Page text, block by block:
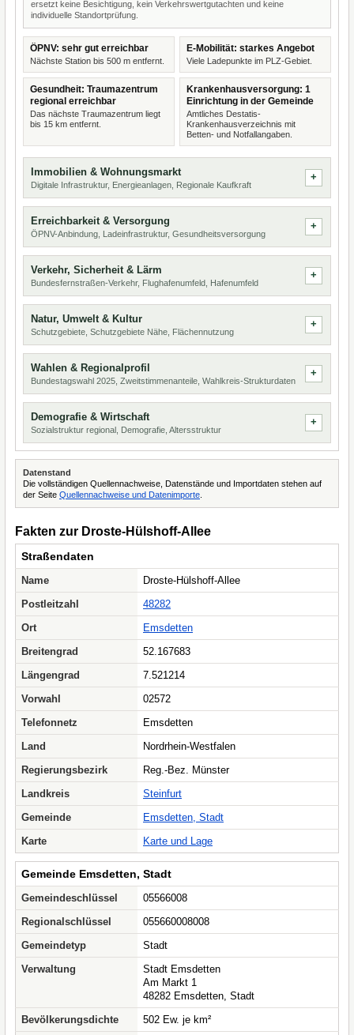
ersetzt keine Besichtigung, kein Verkehrswertgutachten und keine
individuelle Standortprüfung.
ÖPNV: sehr gut erreichbar
Nächste Station bis 500 m entfernt.
E-Mobilität: starkes Angebot
Viele Ladepunkte im PLZ-Gebiet.
Gesundheit: Traumazentrum
regional erreichbar
Das nächste Traumazentrum liegt
bis 15 km entfernt.
Krankenhausversorgung: 1
Einrichtung in der Gemeinde
Amtliches Destatis-
Krankenhausverzeichnis mit
Betten- und Notfallangaben.
Immobilien & Wohnungsmarkt
Digitale Infrastruktur, Energieanlagen, Regionale Kaufkraft
Erreichbarkeit & Versorgung
ÖPNV-Anbindung, Ladeinfrastruktur, Gesundheitsversorgung
Verkehr, Sicherheit & Lärm
Bundesfernstraßen-Verkehr, Flughafenumfeld, Hafenumfeld
Natur, Umwelt & Kultur
Schutzgebiete, Schutzgebiete Nähe, Flächennutzung
Wahlen & Regionalprofil
Bundestagswahl 2025, Zweitstimmenanteile, Wahlkreis-Strukturdaten
Demografie & Wirtschaft
Sozialstruktur regional, Demografie, Altersstruktur
Datenstand
Die vollständigen Quellennachweise, Datenstände und Importdaten stehen auf
der Seite Quellennachweise und Datenimporte
Fakten zur Droste-Hülshoff-Allee
Straßendaten
Name
Droste-Hülshoff-Allee
Postleitzahl
48282
Ort
Emsdetten
Breitengrad
52.167683
Längengrad
7.521214
Vorwahl
02572
Telefonnetz
Emsdetten
Land
Nordrhein-Westfalen
Regierungsbezirk
Reg.-Bez. Münster
Landkreis
Steinfurt
Gemeinde
Emsdetten, Stadt
Karte
Karte und Lage
Gemeinde Emsdetten, Stadt
Gemeindeschlüssel
05566008
Regionalschlüssel
055660008008
Gemeindetyp
Stadt
Verwaltung
Stadt Emsdetten
Am Markt 1
48282 Emsdetten, Stadt
Bevölkerungsdichte
502 Ew. je km²